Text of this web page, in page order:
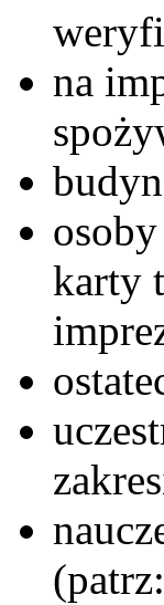
na
karty